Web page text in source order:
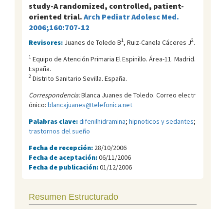
study-A randomized, controlled, patient-
oriented trial. Arch Pediatr Adolesc Med.
2006;160:707-12
Revisores: Juanes de Toledo B1, Ruiz-Canela Cáceres J2.
1 Equipo de Atención Primaria El Espinillo. Área-11. Madrid.
España.
2 Distrito Sanitario Sevilla. España.
Correspondencia:Blanca Juanes de Toledo. Correo electr
ónico: blancajuanes@telefonica.net
Palabras clave:difenilhidramina; hipnoticos y sedantes;
trastornos del sueño
Fecha de recepción: 28/10/2006
Fecha de aceptación:06/11/2006
Fecha de publicación:01/12/2006
Resumen Estructurado